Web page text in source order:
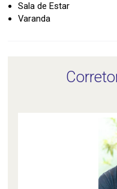
Sala de Estar
Varanda